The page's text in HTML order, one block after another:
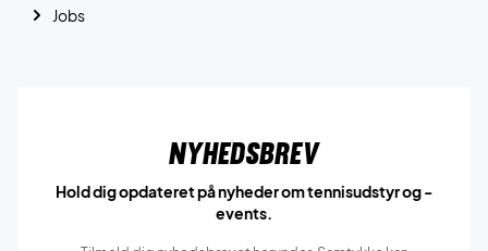
Jobs
Nyhedsbrev
Hold dig opdateret på nyheder om tennisudstyr og -
events.